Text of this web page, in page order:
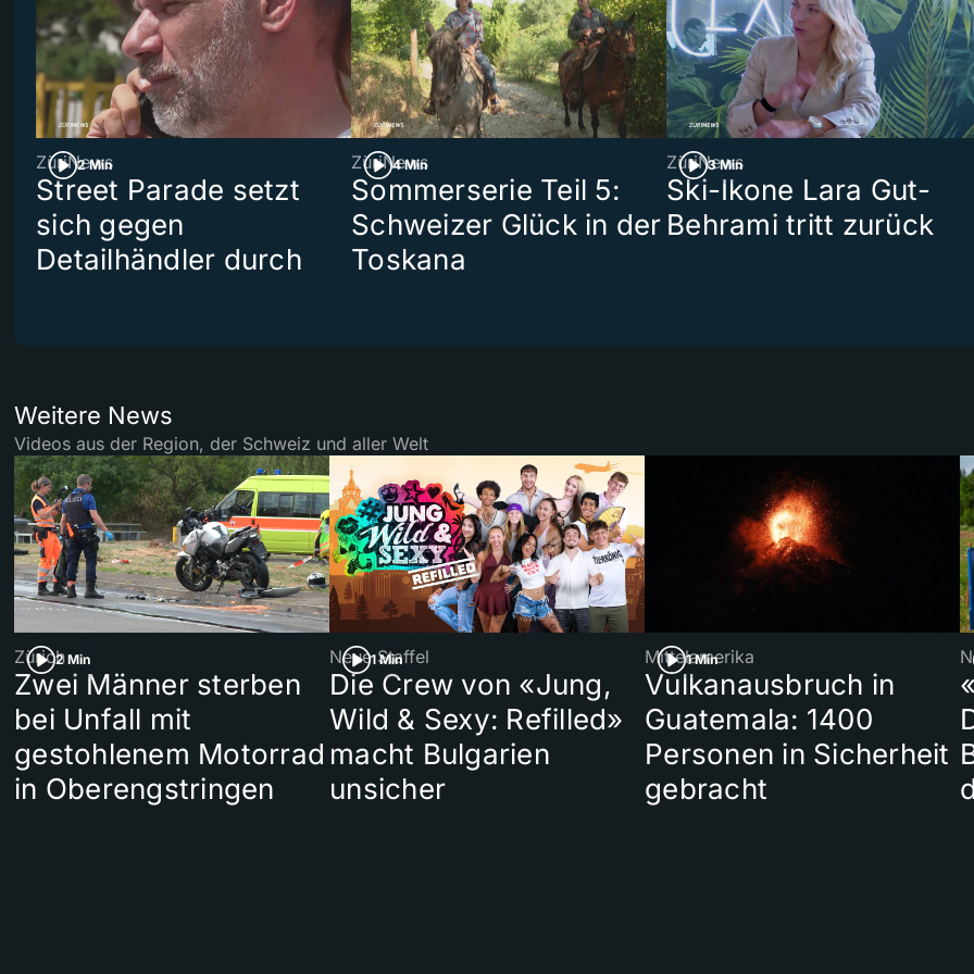
2 Min
ZüriNews
Street Parade setzt
sich gegen
Detailhändler durch
4 Min
ZüriNews
Sommerserie Teil 5:
Schweizer Glück in der
Toskana
3 Min
ZüriNews
Ski-Ikone Lara Gut-
Behrami tritt zurück
Weitere News
Videos aus der Region, der Schweiz und aller Welt
2 Min
Zürich
Zwei Männer sterben
bei Unfall mit
gestohlenem Motorrad
in Oberengstringen
1 Min
Neue Staffel
Die Crew von «Jung,
Wild & Sexy: Refilled»
macht Bulgarien
unsicher
1 Min
Mittelamerika
Vulkanausbruch in
Guatemala: 1400
Personen in Sicherheit
gebracht